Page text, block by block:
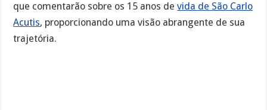
que comentarão sobre os 15 anos devida de São Carlo
Acutis, proporcionando uma visão abrangente de sua
trajetória.